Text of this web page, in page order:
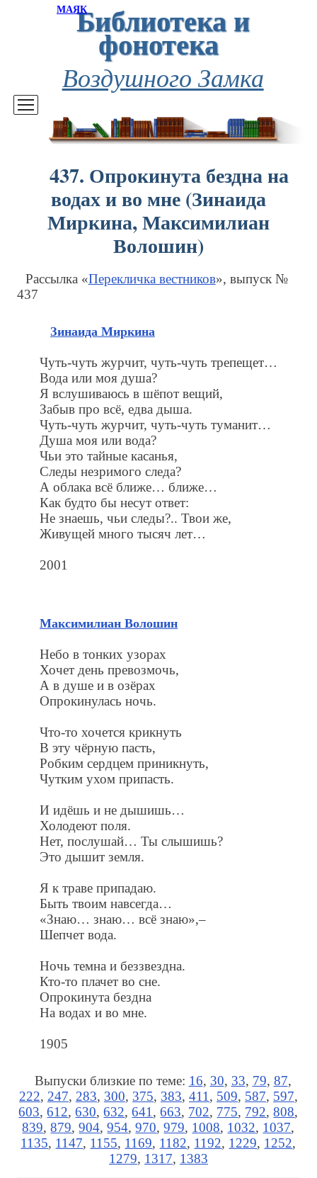
МАЯКБиблиотека и
фонотека
Воздушного Замка
437. Опрокинута бездна на
водах и во мне (Зинаида
Миркина, Максимилиан
Волошин)
Рассылка «Перекличка вестников», выпуск №
437
Зинаида Миркина
Чуть-чуть журчит, чуть-чуть трепещет…
Вода или моя душа?
Я вслушиваюсь в шёпот вещий,
Забыв про всё, едва дыша.
Чуть-чуть журчит, чуть-чуть туманит…
Душа моя или вода?
Чьи это тайные касанья,
Следы незримого следа?
А облака всё ближе… ближе…
Как будто бы несут ответ:
Не знаешь, чьи следы?.. Твои же,
Живущей много тысяч лет…
2001
Максимилиан Волошин
Небо в тонких узорах
Хочет день превозмочь,
А в душе и в озёрах
Опрокинулась ночь.
Что-то хочется крикнуть
В эту чёрную пасть,
Робким сердцем приникнуть,
Чутким ухом припасть.
И идёшь и не дышишь…
Холодеют поля.
Нет, послушай… Ты слышишь?
Это дышит земля.
Я к траве припадаю.
Быть твоим навсегда…
«Знаю… знаю… всё знаю»,–
Шепчет вода.
Ночь темна и беззвездна.
Кто-то плачет во сне.
Опрокинута бездна
На водах и во мне.
1905
Выпуски близкие по теме: 16, 30, 33, 79, 87,
222, 247, 283, 300, 375, 383, 411, 509, 587, 597,
603,612,630,632,641,663, 702, 775, 792,808,
839,879,904,954,970,979, 1008, 1032, 1037,
1135, 1147, 1155, 1169, 1182, 1192, 1229, 1252,
1279, 1317, 1383